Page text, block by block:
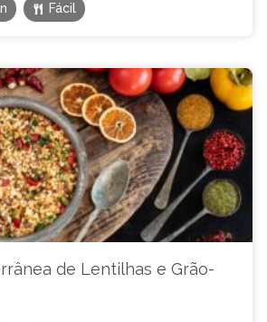
Fácil
de Lentilhas e Grão-